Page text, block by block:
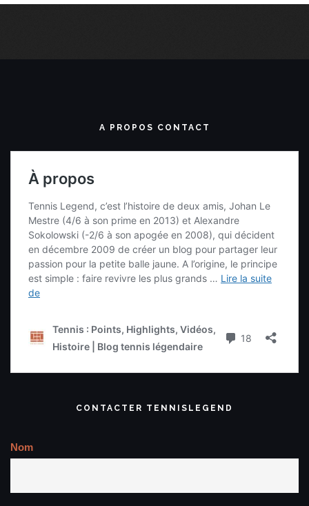
A PROPOS CONTACT
CONTACTER TENNISLEGEND
Nom